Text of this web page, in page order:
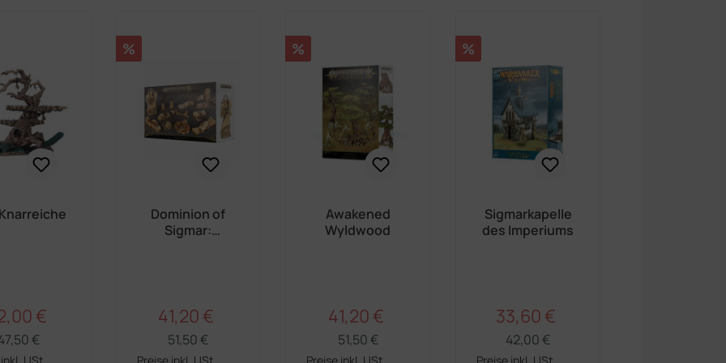
€
€
Rabatt
%
Dominion of
Sigmar:
Verkaufspreis:
41,20 €
51,50 €
Rabatt
%
Awakened
Wyldwood
Verkaufspreis:
41,20 €
51,50 €
Rabatt
%
Sigmarkapelle
des Imperiums
Verkaufspreis:
33,60 €
42,00 €